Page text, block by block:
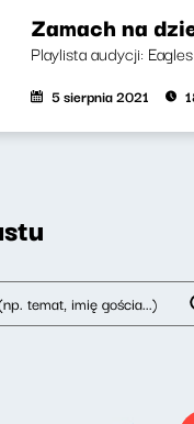
Zamach na
Playlista audycji:
5 sierpnia 2021